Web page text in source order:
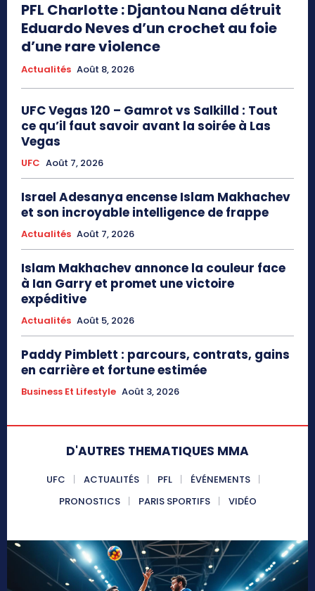
PFL Charlotte : Djantou Nana détruit
Eduardo Neves d’un crochet au foie
d’une rare violence
Actualités Août 8, 2026
UFC Vegas 120 – Gamrot vs Salkilld : Tout
ce qu’il faut savoir avant la soirée à Las
Vegas
UFC Août 7, 2026
Israel Adesanya encense Islam Makhachev
et son incroyable intelligence de frappe
Actualités Août 7, 2026
Islam Makhachev annonce la couleur face
à Ian Garry et promet une victoire
expéditive
Actualités Août 5, 2026
Paddy Pimblett : parcours, contrats, gains
en carrière et fortune estimée
Business Et Lifestyle Août 3, 2026
D'AUTRES THEMATIQUES MMA
UFC ACTUALITÉS PFL
ÉVÉNEMENTS
PRONOSTICS
PARIS SPORTIFS VIDÉO